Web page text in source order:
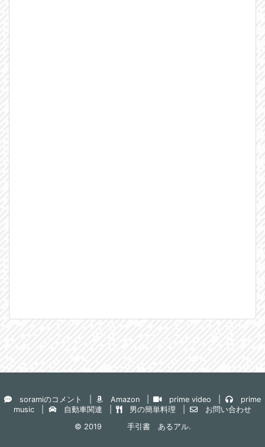
soramiのコメント Amazon prime video
prime
music
自動車関連 男の簡単料理
お問い合わせ
© 2019
手引書 あるアル.